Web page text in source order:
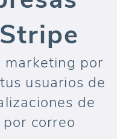
marketing por
usuarios de
de
correo